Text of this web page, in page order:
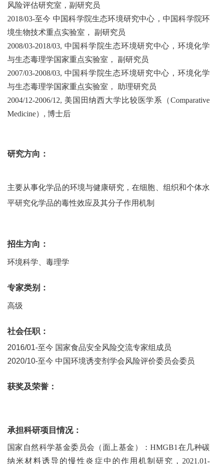
风险评估研究室，副研究员
2018/03-至今 中国科学院生态环境研究中心，中国科学院环
境生物技术重点实验室，
副研究员
2008/03-2018/03, 中国科学院生态环境研究中心，环境化学
与生态毒理学国家重点实验室，
副研究员
2007/03-2008/03, 中国科学院生态环境研究中心，环境化学
与生态毒理学国家重点实验室，
助理研究员
2004/12-2006/12, 美国田纳西大学比较医学系（Comparative
Medicine） , 博士后
研究方向：
主要从事化学品的环境与健康研究，在细胞、组织和个体水
平研究化学品的毒性效应及其分子作用机制
招生方向：
环境科学、毒理学
专家类别：
高级
社会任职：
2016/01-至今 国家食品安全风险交流专家组成员
2020/10-至今 中国环境诱变剂学会风险评价委员会委员
获奖及荣誉：
承担科研项目情况：
国家自然科学基金委员会（面上基金）：HMGB1 在几种碳
纳米材料诱导的慢性炎症中的作用机制研究， 2021.01-